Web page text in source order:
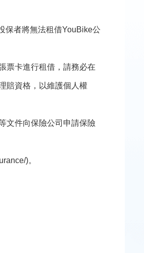
保者將無法租借YouBike公
票卡進行租借，請務必在
賠資格，以維護個人權
文件向保險公司申請保險
)。